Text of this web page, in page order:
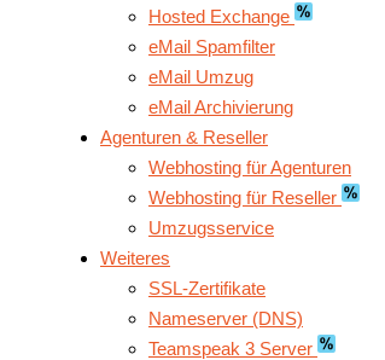
Hosted Exchange
eMail Spamfilter
eMail Umzug
eMail Archivierung
Agenturen & Reseller
Webhosting für Agenturen
Webhosting für Reseller
Umzugsservice
Weiteres
SSL-Zertifikate
Nameserver (DNS)
Teamspeak 3 Server